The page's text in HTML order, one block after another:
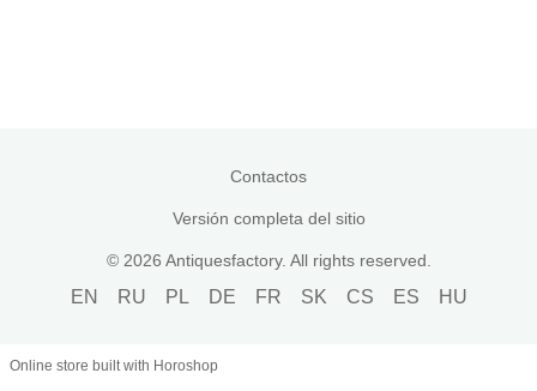
Contactos
Versión completa del sitio
© 2026 Antiquesfactory. All rights reserved.
EN RU PL DE FR SK CS ES HU
Online store built with Horoshop